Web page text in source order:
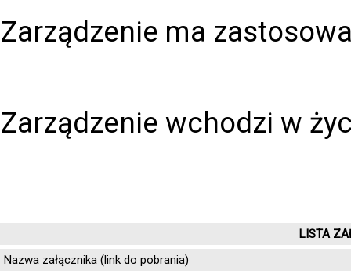
Zarządzenie ma
Zarządzenie wchodzi w
LISTA
Nazwa załącznika (link do pobrania)